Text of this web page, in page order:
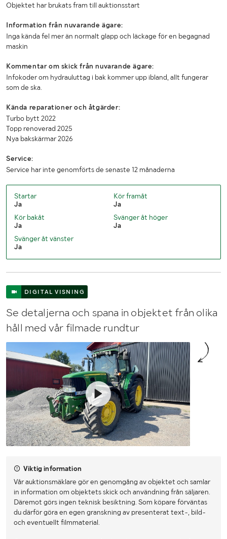
Objektet har brukats fram till auktionsstart
Information från nuvarande ägare:
Inga kända fel mer än normalt glapp och läckage för en begagnad
maskin
Kommentar om skick från nuvarande ägare:
Infokoder om hydrauluttag i bak kommer upp ibland, allt fungerar
som de ska.
Kända reparationer och åtgärder:
Turbo bytt 2022
Topp renoverad 2025
Nya bakskärmar 2026
Service:
Service har inte genomförts de senaste 12 månaderna
Startar
Ja
Kör framåt
Ja
Kör bakåt
Ja
Svänger åt höger
Ja
Svänger åt vänster
Ja
DIGITAL VISNING
Se detaljerna och spana in objektet från olika
håll med vår filmade rundtur
Viktig information
Vår auktionsmäklare gör en genomgång av objektet och samlar
in information om objektets skick och användning från säljaren.
Däremot görs ingen teknisk besiktning. Som köpare förväntas
du därför göra en egen granskning av presenterat text-, bild-
och eventuellt filmmaterial.